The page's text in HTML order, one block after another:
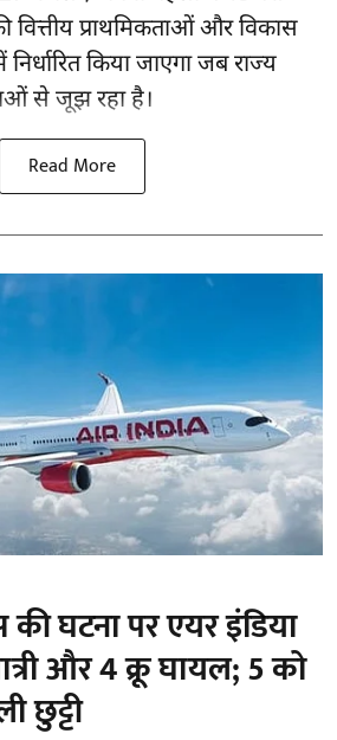
वित्तीय प्राथमिकताओं और विकास
किया जाएगा जब राज्य
से जूझ रहा है।
Read More
की घटना पर एयर इंडिया
और 4 क्रू घायल; 5 को
छुट्टी